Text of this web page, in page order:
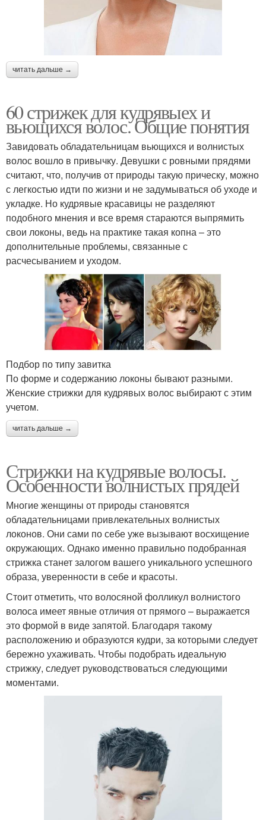
читать дальше →
60 стрижек для кудрявыех и
вьющихся волос. Общие понятия
Завидовать обладательницам вьющихся и волнистых
волос вошло в привычку. Девушки с ровными прядями
считают, что, получив от природы такую прическу, можно
с легкостью идти по жизни и не задумываться об уходе и
укладке. Но кудрявые красавицы не разделяют
подобного мнения и все время стараются выпрямить
свои локоны, ведь на практике такая копна – это
дополнительные проблемы, связанные с
расчесыванием и уходом.
Подбор по типу завитка
По форме и содержанию локоны бывают разными.
Женские стрижки для кудрявых волос выбирают с этим
учетом.
читать дальше →
Стрижки на кудрявые волосы.
Особенности волнистых прядей
Многие женщины от природы становятся
обладательницами привлекательных волнистых
локонов. Они сами по себе уже вызывают восхищение
окружающих. Однако именно правильно подобранная
стрижка станет залогом вашего уникального успешного
образа, уверенности в себе и красоты.
Стоит отметить, что волосяной фолликул волнистого
волоса имеет явные отличия от прямого – выражается
это формой в виде запятой. Благодаря такому
расположению и образуются кудри, за которыми следует
бережно ухаживать. Чтобы подобрать идеальную
стрижку, следует руководствоваться следующими
моментами.